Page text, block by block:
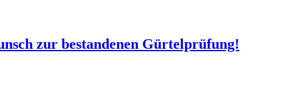
zur bestandenen Gürtelprüfung!